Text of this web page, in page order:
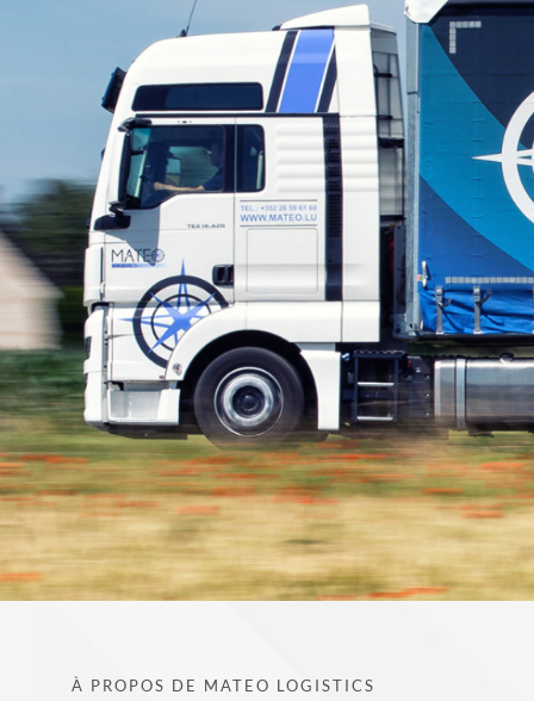
À PROPOS DE MATEO LOGISTICS